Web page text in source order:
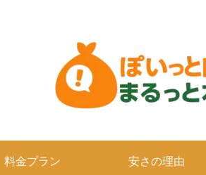
料金プラン 安さの理由